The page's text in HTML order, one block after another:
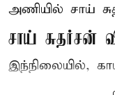
அணியில் சாய்
சாய் சுதர்சன்
இந்நிலையில்,